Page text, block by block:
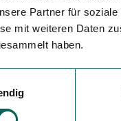
Partner für
mit weiteren Daten
haben.